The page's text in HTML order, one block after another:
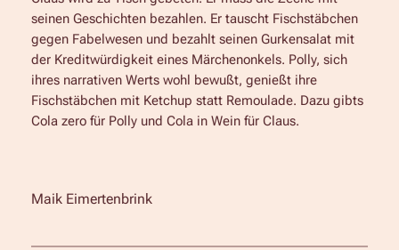
seinen Geschichten bezahlen. Er tauscht Fischstäbchen
gegen Fabelwesen und bezahlt seinen Gurkensalat mit
der Kreditwürdigkeit eines Märchenonkels. Polly, sich
ihres narrativen Werts wohl bewußt, genießt ihre
Fischstäbchen mit Ketchup statt Remoulade. Dazu gibts
Cola zero für Polly und Cola in Wein für Claus.
Maik Eimertenbrink